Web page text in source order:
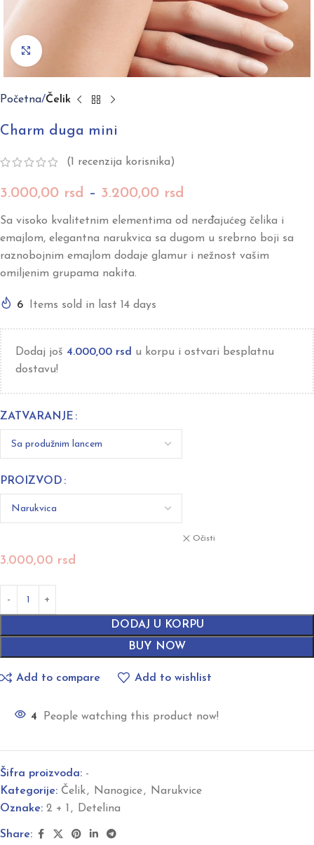
Click to enlarge
Početna Čelik
Charm duga mini
(1 recenzija korisnika)
3.000,00 rsd – 3.200,00 rsd
Sa visoko kvalitetnim elementima od nerđajućeg čelika i
emajlom, elegantna narukvica sa dugom u srebrno boji sa
raznobojnim emajlom dodaje glamur i nežnost vašim
omiljenim grupama nakita.
6 Items sold in last 14 days
Dodaj još 4.000,00 rsd u korpu i ostvari besplatnu
dostavu!
ZATVARANJE
PROIZVOD
Očisti
3.000,00 rsd
DODAJ U KORPU
BUY NOW
Add to compare Add to wishlist
4 People watching this product now!
Šifra proizvoda: -
Kategorije: Čelik, Nanogice, Narukvice
Oznake: 2 + 1 , Detelina
Share: